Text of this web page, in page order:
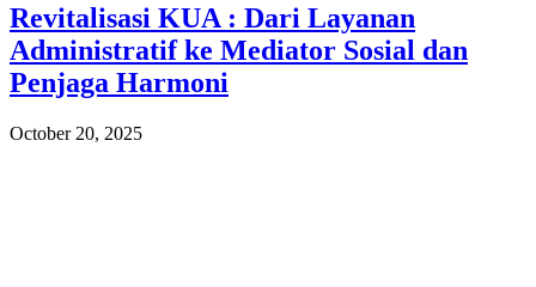
Revitalisasi KUA : Dari Layanan
Administratif ke Mediator Sosial dan
Penjaga Harmoni
October 20, 2025